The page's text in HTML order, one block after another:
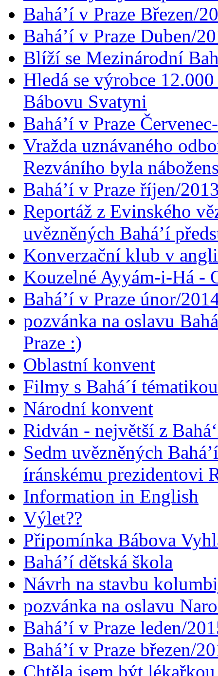
Bahá’í v Praze Březen/
Bahá’í v Praze Duben/
Blíží se Mezinárodní
Hledá se výrobce
Bábovu Svatyni
Bahá’í v Praze
Vražda uznávaného
Rezváního byla
Bahá’í v Praze říjen/
Reportáž z Evinského
uvězněných Bahá’í
Konverzační klub v
Kouzelné Ayyám-i-Há -
Bahá’í v Praze únor/
pozvánka na oslavu
Praze :)
Oblastní konvent
Filmy s Bahá´í
Národní konvent
Ridván - největší z
Sedm uvězněných
íránskému prezidentovi
Information in English
Výlet??
Připomínka Bábova
Bahá’í dětská škola
Návrh na stavbu
pozvánka na oslavu
Bahá’í v Praze leden/
Bahá’í v Praze březen/
Chtěla jsem být lékařkou